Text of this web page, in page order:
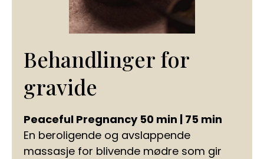
Behandlinger for
gravide
Peaceful Pregnancy 50 min | 75 min
En beroligende og avslappende
massasje for blivende mødre som gir